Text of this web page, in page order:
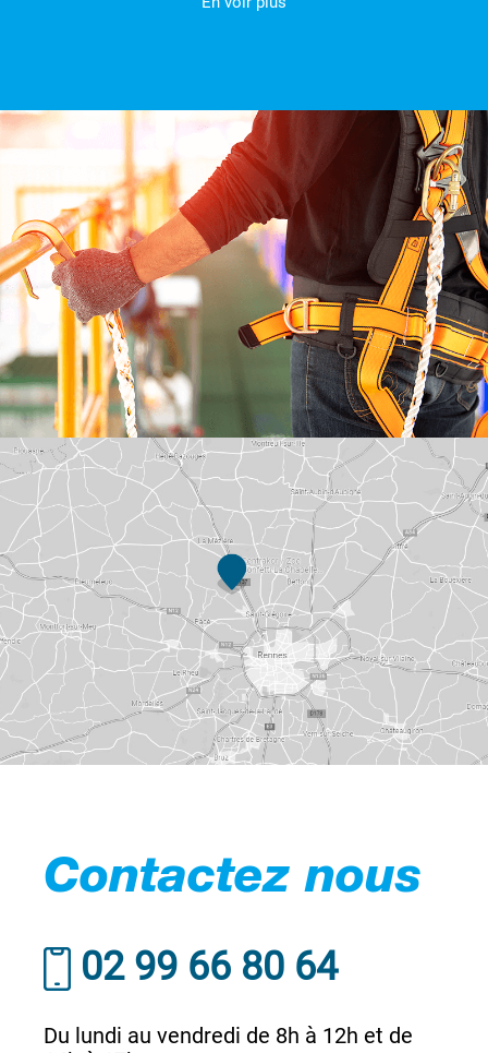
Contactez nous
02 99 66 80 64
Du lundi au vendredi de 8h à 12h et de